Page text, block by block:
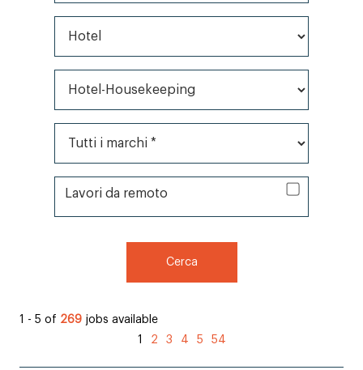
Lavori remoti
Lavori da remoto
Cerca
1 - 5 of 269 jobs available
1
2 3 4 5 54